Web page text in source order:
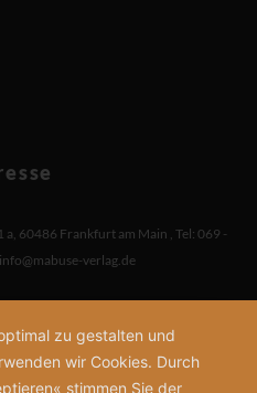
a, 60486 Frankfurt am Main , Tel: 069 -
info@mabuse-verlag.de
zu gestalten und
wir Cookies. Durch
stimmen Sie der